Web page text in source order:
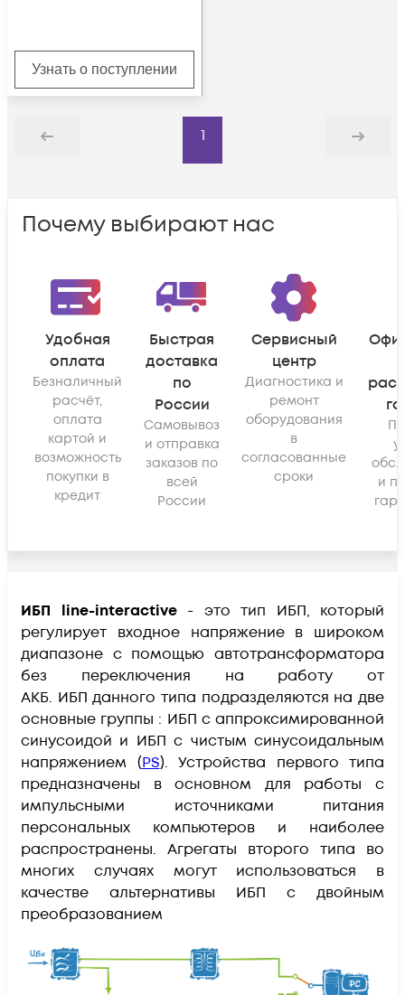
Узнать о поступлении
Назад
1
Дальше
Почему выбирают нас
Удобная
оплата
Безналичный
расчёт,
оплата
картой и
возможность
покупки в
кредит
Быстрая
доставка
по
России
Самовывоз
и отправка
заказов по
всей
России
Сервисный
центр
Диагностика и
ремонт
оборудования
в
согласованные
сроки
и
ИБП line-interactive- это тип ИБП, который
регулирует входное напряжение в широком
диапазоне с помощью автотрансформатора
без переключения на работу от
АКБ. ИБП данного типа подразделяются на две
основные группы : ИБП с аппроксимированной
синусоидой и ИБП с чистым синусоидальным
напряжением (PS). Устройства первого типа
предназначены в основном для работы с
импульсными источниками питания
персональных компьютеров и наиболее
распространены. Агрегаты второго типа во
многих случаях могут использоваться в
качестве альтернативы ИБП с двойным
преобразованием